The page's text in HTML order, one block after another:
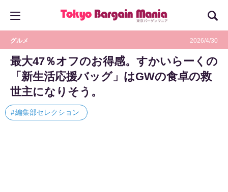
グルメ 2026/4/30
最大47％オフのお得感。すかいらーくの
「新生活応援バッグ」はGWの食卓の救
世主になりそう。
編集部セレクション